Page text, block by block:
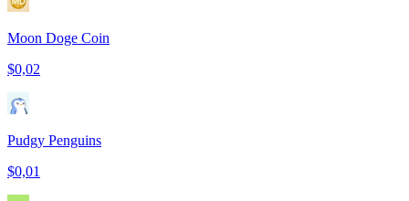
Moon Doge Coin
$0,02
Pudgy Penguins
$0,01